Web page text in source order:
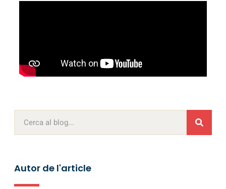
Autor de l'article